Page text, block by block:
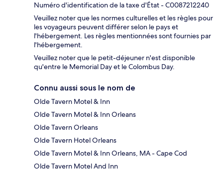
Numéro d'identification de la taxe d'État - C0087212240
Veuillez noter que les normes culturelles et les règles pour
les voyageurs peuvent différer selon le pays et
l'hébergement. Les règles mentionnées sont fournies par
l'hébergement.
Veuillez noter que le petit-déjeuner n'est disponible
qu'entre le Memorial Day et le Colombus Day.
Connu aussi sous le nom de
Olde Tavern Motel & Inn
Olde Tavern Motel & Inn Orleans
Olde Tavern Orleans
Olde Tavern Hotel Orleans
Olde Tavern Motel & Inn Orleans, MA - Cape Cod
Olde Tavern Motel And Inn